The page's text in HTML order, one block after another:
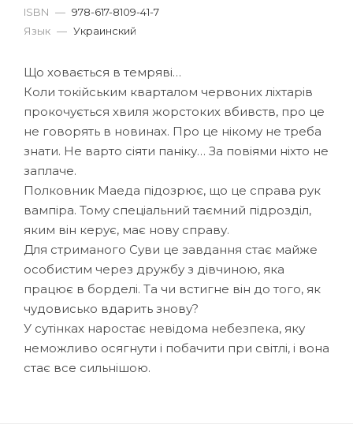
ISBN — 978-617-8109-41-7
Язык — Украинский
Що ховається в темряві…
Коли токійським кварталом червоних ліхтарів
прокочується хвиля жорстоких вбивств, про це
не говорять в новинах. Про це нікому не треба
знати. Не варто сіяти паніку… За повіями ніхто не
заплаче.
Полковник Маеда підозрює, що це справа рук
вампіра. Тому спеціальний таємний підрозділ,
яким він керує, має нову справу.
Для стриманого Суви це завдання стає майже
особистим через дружбу з дівчиною, яка
працює в борделі. Та чи встигне він до того, як
чудовисько вдарить знову?
У сутінках наростає невідома небезпека, яку
неможливо осягнути і побачити при світлі, і вона
стає все сильнішою.